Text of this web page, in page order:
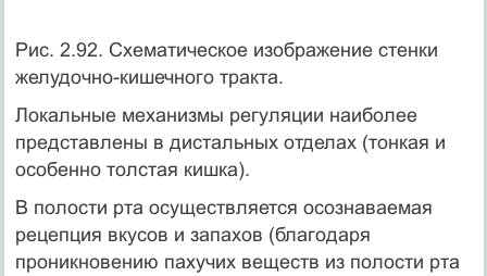
Рис. 2.92. Схематическое изображение стенки
желудочно-кишечного тракта.
Локальные механизмы регуляции наиболее
представлены в дистальных отделах (тонкая и
особенно толстая кишка).
В полости рта осуществляется осознаваемая
рецепция вкусов и запахов (благодаря
проникновению пахучих веществ из полости рта